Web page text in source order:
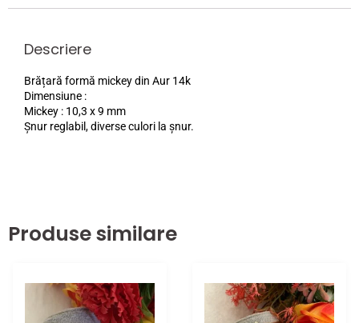
Descriere
Brățară formă mickey din Aur 14k
Dimensiune :
Mickey : 10,3 x 9 mm
Șnur reglabil, diverse culori la șnur.
Produse similare